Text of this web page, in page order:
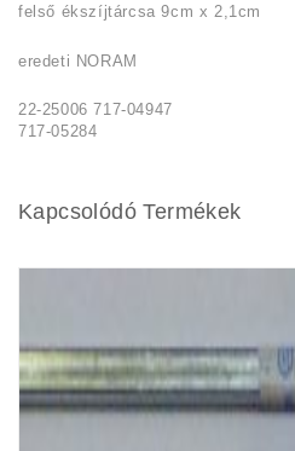
felső ékszíjtárcsa 9cm x 2,1cm
eredeti NORAM
22-25006 717-04947
717-05284
Kapcsolódó Termékek